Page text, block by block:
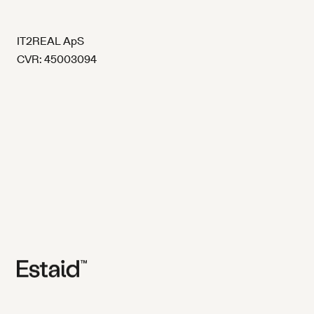
IT2REAL ApS
CVR: 45003094